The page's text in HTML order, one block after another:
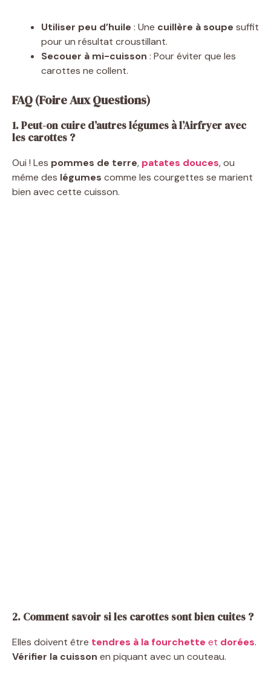
Utiliser peu d’huile : Une cuillère à soupe suffit
pour un résultat croustillant.
Secouer à mi-cuisson : Pour éviter que les
carottes ne collent.
FAQ (Foire Aux Questions)
1. Peut-on cuire d’autres légumes à l’Airfryer avec
les carottes ?
Oui ! Les pommes de terre, patates douces, ou
même des légumes comme les courgettes se marient
bien avec cette cuisson.
2. Comment savoir si les carottes sont bien cuites ?
Elles doivent être tendres à la fourchette et dorées.
Vérifier la cuisson en piquant avec un couteau.